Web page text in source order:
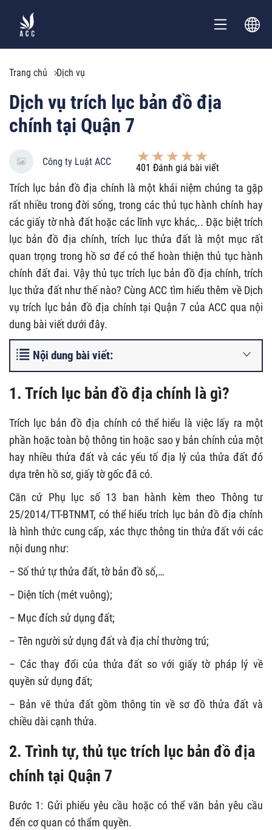
Trang chủ Dịch vụ
Dịch vụ trích lục bản đồ địa
chính tại Quận 7
Công ty Luật ACC
401 Đánh giá bài viết
Trích lục bản đồ địa chính là một khái niệm chúng ta gặp
rất nhiều trong đời sống, trong các thủ tục hành chính hay
các giấy tờ nhà đất hoặc các lĩnh vực khác,.. Đặc biệt trích
lục bản đồ địa chính, trích lục thửa đất là một mục rất
quan trọng trong hồ sơ để có thể hoàn thiện thủ tục hành
chính đất đai. Vậy thủ tục trích lục bản đồ địa chính, trích
lục thửa đất như thế nào? Cùng ACC tìm hiểu thêm về Dịch
vụ trích lục bản đồ địa chính tại Quận 7 của ACC qua nội
dung bài viết dưới đây.
Nội dung bài viết:
1. Trích lục bản đồ địa chính là gì?
Trích lục bản đồ địa chính có thể hiểu là việc lấy ra một
phần hoặc toàn bộ thông tin hoặc sao y bản chính của một
hay nhiều thửa đất và các yếu tố địa lý của thửa đất đó
dựa trên hồ sơ, giấy tờ gốc đã có.
Căn cứ Phụ lục số 13 ban hành kèm theo Thông tư
25/2014/TT-BTNMT, có thể hiểu trích lục bản đồ địa chính
là hình thức cung cấp, xác thực thông tin thửa đất với các
nội dung như:
– Số thứ tự thửa đất, tờ bản đồ số,…
– Diện tích (mét vuông);
– Mục đích sử dụng đất;
– Tên người sử dụng đất và địa chỉ thường trú;
– Các thay đổi của thửa đất so với giấy tờ pháp lý về
quyền sử dụng đất;
– Bản vẽ thửa đất gồm thông tin về sơ đồ thửa đất và
chiều dài cạnh thửa.
2. Trình tự, thủ tục trích lục bản đồ địa
chính tại Quận 7
Bước 1: Gửi phiếu yêu cầu hoặc có thể văn bản yêu cầu
đến cơ quan có thẩm quyền.